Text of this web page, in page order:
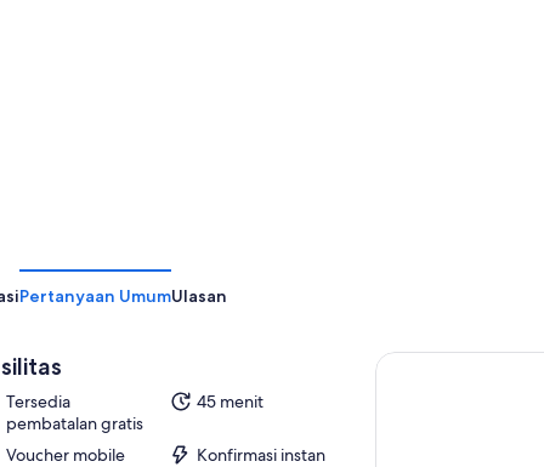
Pertanyaan UmumUlasan
Tersedia
pembatalan gratis
45 menit
Voucher mobile
Konfirmasi instan